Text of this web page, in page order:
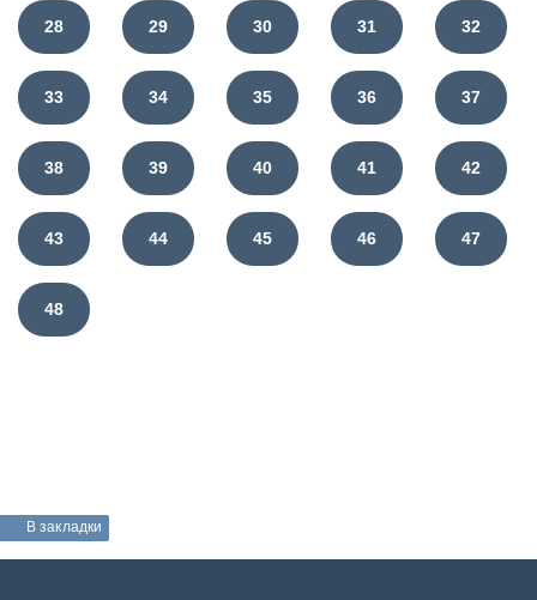
28 29 30 31 32
33 34 35 36 37
38 39 40 41 42
43 44 45 46 47
48
В закладки